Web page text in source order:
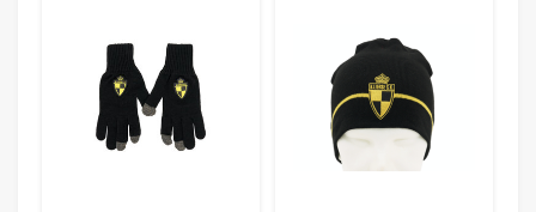
R. EV - Remco Evenepoel
Workout Buddies